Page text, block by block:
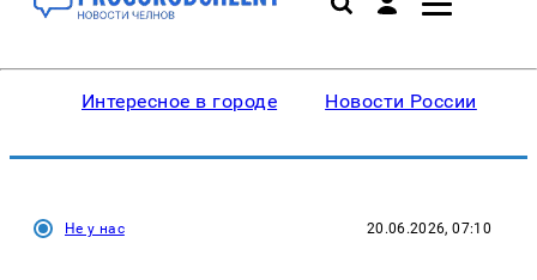
Интересное в городе Новости России
Не у нас 20.06.2026, 07:10